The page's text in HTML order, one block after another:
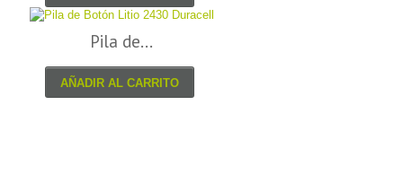
Pila de...
AÑADIR AL CARRITO